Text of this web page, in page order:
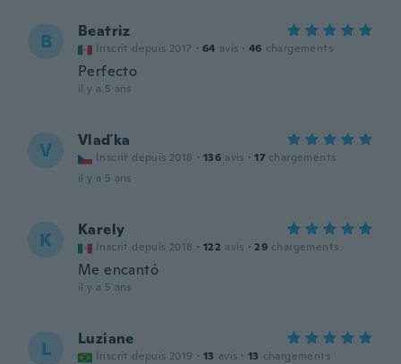
B Beatriz
Inscrit depuis 2017 · 64 avis · 46 chargements
Perfecto
il y a 5 ans
V Vlaďka
Inscrit depuis 2018 · 136 avis · 17 chargements
il y a 5 ans
K Karely
Inscrit depuis 2018 · 122 avis · 29 chargements
Me encantó
il y a 5 ans
L Luziane
Inscrit depuis 2019 · 13 avis · 13 chargements